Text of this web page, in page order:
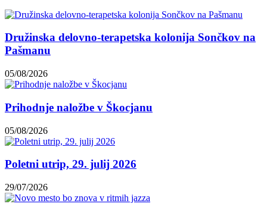
Družinska delovno-terapetska kolonija Sončkov na
Pašmanu
05/08/2026
Prihodnje naložbe v Škocjanu
05/08/2026
Poletni utrip, 29. julij 2026
29/07/2026